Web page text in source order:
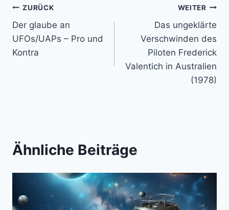
Beitragsnavigation
ZURÜCK
Der glaube an
UFOs/UAPs – Pro und
Kontra
WEITER
Das ungeklärte
Verschwinden des
Piloten Frederick
Valentich in Australien
(1978)
Ähnliche Beiträge